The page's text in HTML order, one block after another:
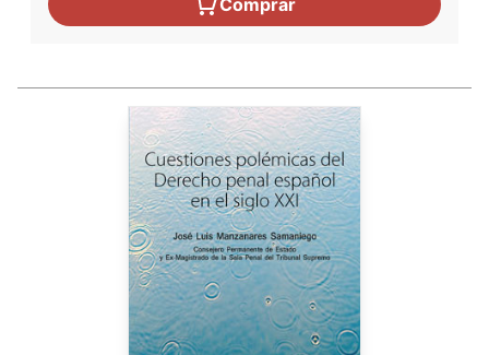
Comprar